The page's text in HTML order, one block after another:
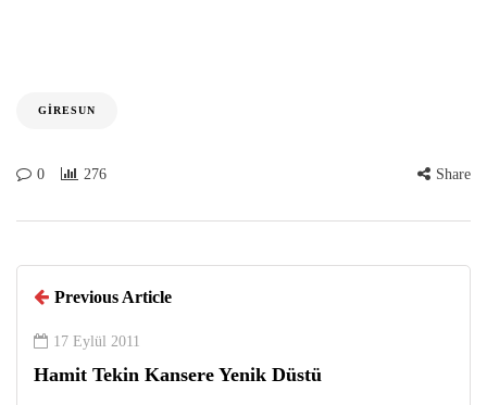
GIRESUN
0 276 Share
Previous Article
17 Eylül 2011
Hamit Tekin Kansere Yenik Düstü